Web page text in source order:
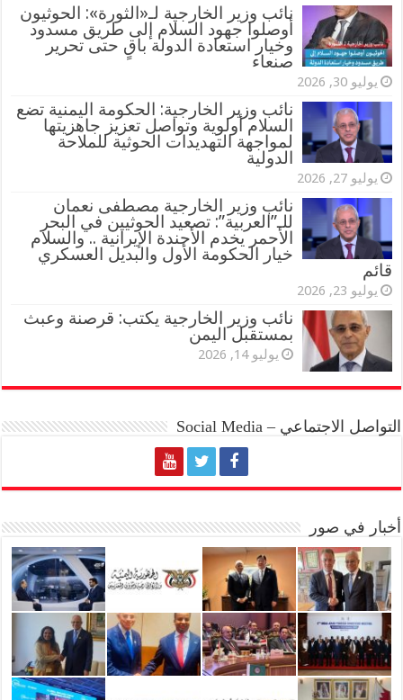
‏نائب وزير الخارجية لـ«الثورة»: الحوثيون
أوصلوا جهود السلام إلى طريق مسدود
وخيار استعادة الدولة باقٍ حتى تحرير
صنعاء
يوليو 30, 2026
نائب وزير الخارجية: الحكومة اليمنية تضع
السلام أولوية وتواصل تعزيز جاهزيتها
لمواجهة التهديدات الحوثية للملاحة
الدولية
يوليو 27, 2026
نائب وزير الخارجية مصطفى نعمان
للـ”العربية”: تصعيد الحوثيين في البحر
الأحمر يخدم الأجندة الإيرانية .. والسلام
خيار الحكومة الأول والبديل العسكري
قائم
يوليو 23, 2026
نائب وزير الخارجية يكتب: قرصنة وعبث
بمستقبل اليمن
يوليو 14, 2026
التواصل الاجتماعي – Social Media
أخبار في صور